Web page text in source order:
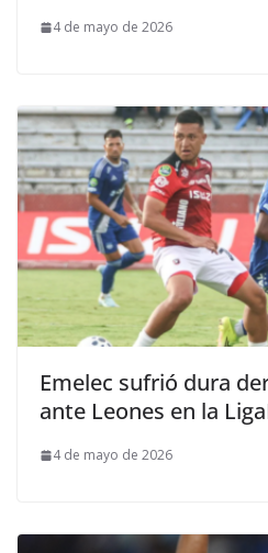
4 de mayo de 2026
Emelec sufrió dura
ante Leones en la
4 de mayo de 2026